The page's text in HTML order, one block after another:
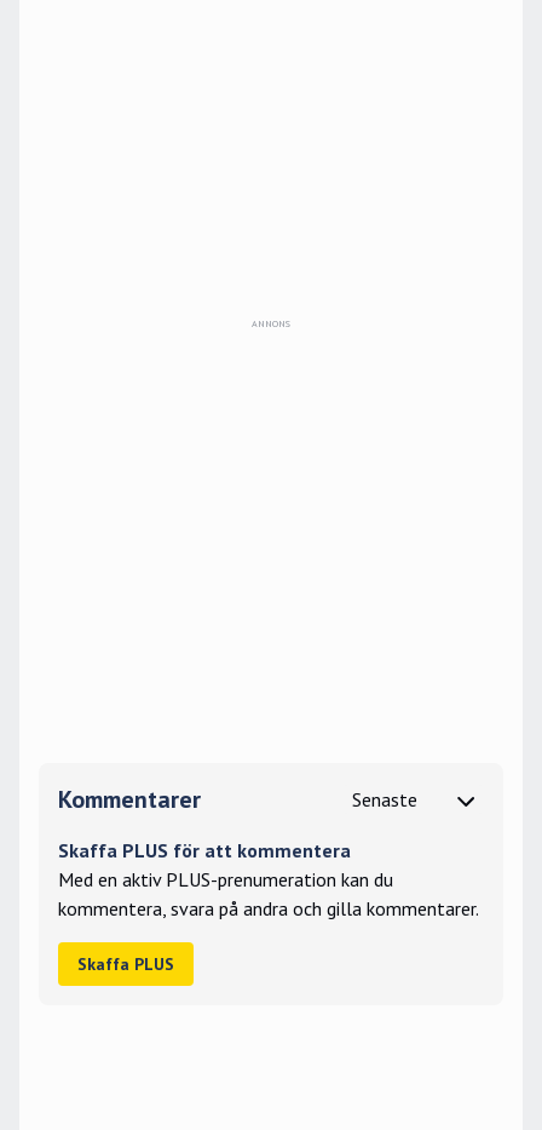
Kommentarer
Skaffa PLUS för att kommentera
Med en aktiv PLUS-prenumeration kan du
kommentera, svara på andra och gilla kommentarer.
Skaffa PLUS